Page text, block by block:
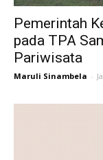
Pemerintah
pada TPA
Pariwisata
Maruli Sinambela -